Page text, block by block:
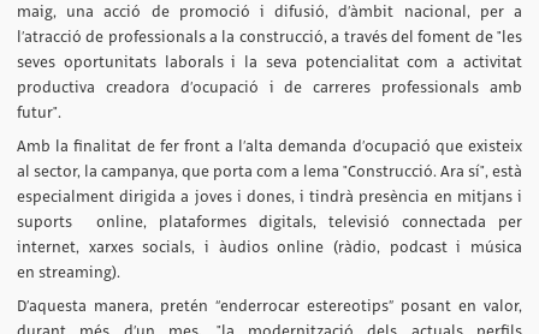
maig, una acció de promoció i difusió, d’àmbit nacional, per a
l’atracció de professionals a la construcció, a través del foment de "les
seves oportunitats laborals i la seva potencialitat com a activitat
productiva creadora d’ocupació i de carreres professionals amb
futur".
Amb la finalitat de fer front a l’alta demanda d’ocupació que existeix
al sector, la campanya, que porta com a lema "Construcció. Ara sí", està
especialment dirigida a joves i dones, i tindrà presència en mitjans i
suports online, plataformes digitals, televisió connectada per
internet, xarxes socials, i àudios online (ràdio, podcast i música
en streaming).
D’aquesta manera, pretén “enderrocar estereotips” posant en valor,